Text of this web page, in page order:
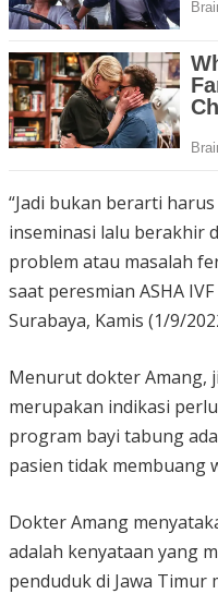
“Jadi bukan berarti
inseminasi lalu berakhir
problem atau masalah
saat peresmian ASHA
Surabaya, Kamis (1/9/
Menurut dokter Amang,
merupakan indikasi
program bayi tabung
pasien tidak membuang
Dokter Amang
adalah kenyataan yang
penduduk di Jawa